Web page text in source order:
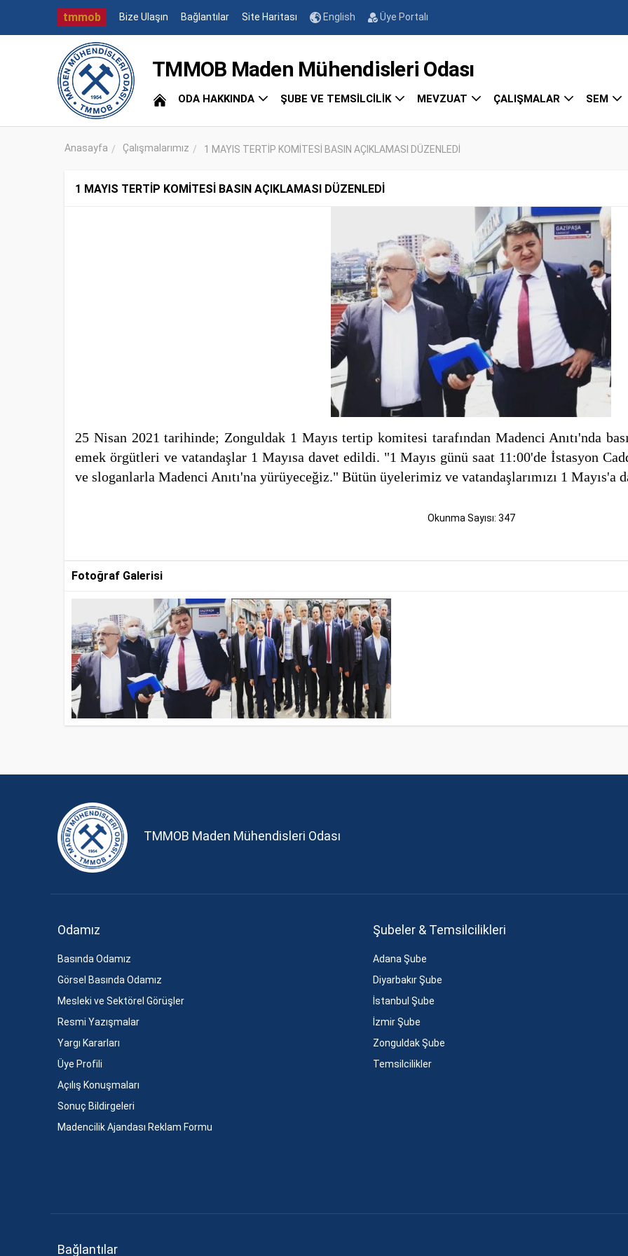
tmmob Bize Ulaşın Bağlantılar Site Haritası English Üye Portalı
TMMOB Maden Mühendisleri Odası
ODA HAKKINDA ŞUBE VE TEMSİLCİLİK MEVZUAT ÇALIŞMALAR SEM
Anasayfa Çalışmalarımız 1 MAYIS TERTİP KOMİTESİ BASIN AÇIKLAMASI DÜZENLEDİ
1 MAYIS TERTİP KOMİTESİ BASIN AÇIKLAMASI DÜZENLEDİ
25 Nisan 2021 tarihinde; Zonguldak 1 Mayıs tertip komitesi tarafından Madenci Anıtı'nda
emek örgütleri ve vatandaşlar 1 Mayısa davet edildi. "1 Mayıs günü saat 11:00'de İstasyon
ve sloganlarla Madenci Anıtı'na yürüyeceğiz." Bütün üyelerimiz ve vatandaşlarımızı 1 Mayıs'a
Okunma Sayısı: 347
Fotoğraf Galerisi
TMMOB Maden Mühendisleri Odası
Odamız
Basında Odamız
Görsel Basında Odamız
Mesleki ve Sektörel Görüşler
Resmi Yazışmalar
Yargı Kararları
Üye Profili
Açılış Konuşmaları
Sonuç Bildirgeleri
Madencilik Ajandası Reklam Formu
Şubeler & Temsilcilikleri
Adana Şube
Diyarbakır Şube
İstanbul Şube
İzmir Şube
Zonguldak Şube
Temsilcilikler
Bağlantılar